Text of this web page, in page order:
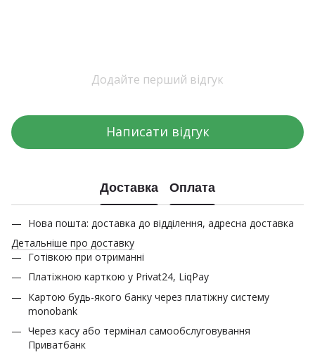
Додайте перший відгук
Написати відгук
Доставка Оплата
Нова пошта: доставка до відділення, адресна доставка
Детальніше про доставку
Готівкою при отриманні
Платіжною карткою у Privat24, LiqPay
Картою будь-якого банку через платіжну систему
monobank
Через касу або термінал самообслуговування
Приватбанк